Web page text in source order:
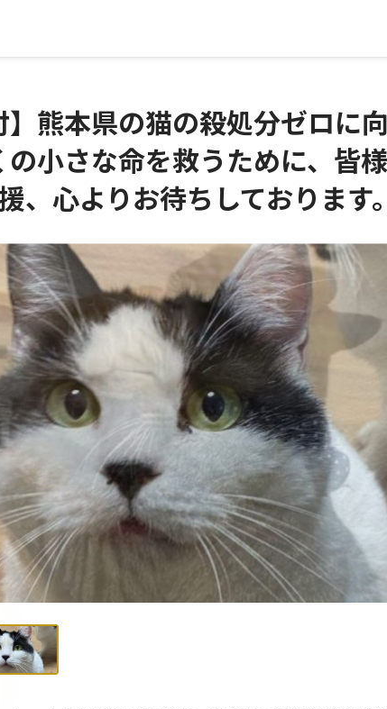
】熊本県の猫の殺処分ゼロに
の小さな命を救うために、皆
、心よりお待ちしております。